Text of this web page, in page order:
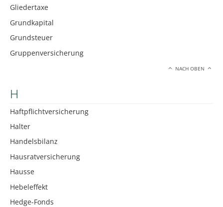
Gliedertaxe
Grundkapital
Grundsteuer
Gruppenversicherung
NACH OBEN
H
Haftpflichtversicherung
Halter
Handelsbilanz
Hausratversicherung
Hausse
Hebeleffekt
Hedge-Fonds